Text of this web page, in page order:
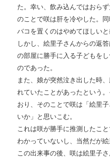
た。幸い、飲み込んではおら
のことで咲は肝を冷やした。
バコを置くのはやめてほしいと
しかし、絵里子さんからの返
の部屋に勝手に入る子どもを
のであった。
また、娘が突然泣き出した時
れていたことがあったという
おり、そのことで咲は「絵里
いか」と思いこむ。
これは咲が勝手に推測したこ
わかっていないし、当然だが
この出来事の後、咲は絵里子